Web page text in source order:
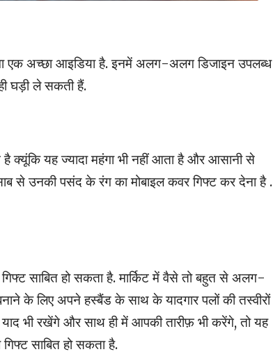
एक अच्छा आइडिया है. इनमें अलग-अलग डिजाइन उपलब्ध
घड़ी ले सकती हैं.
यह ज्यादा महंगा भी नहीं आता है और आसानी से
से उनकी पसंद के रंग का मोबाइल कवर गिफ्ट कर देना है .
साबित हो सकता है. मार्किट में वैसे तो बहुत से अलग-
के लिए अपने हस्बैंड के साथ के यादगार पलों की तस्वीरों
भी रखेंगे और साथ ही में आपकी तारीफ़ भी करेंगे, तो यह
साबित हो सकता है.